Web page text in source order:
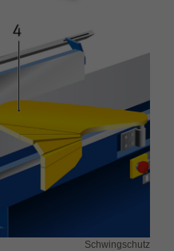
Schwingschutz
Logins die Session ID
eingeloggte User
wird, um ihm Zugang zu
zu gewähren.